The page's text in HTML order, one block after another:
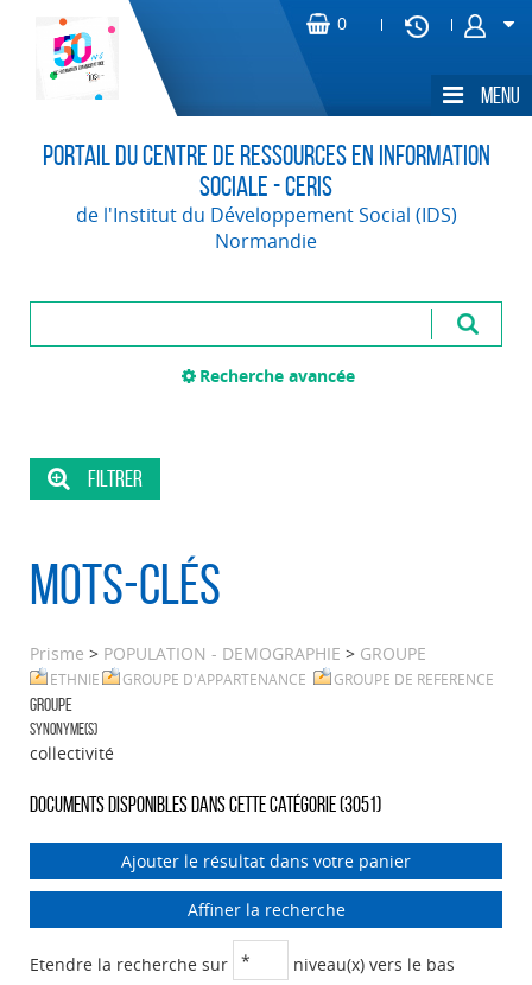
Portail du Centre de Ressources en Information
Sociale - CERIS
de l'Institut du Développement Social (IDS)
Normandie
Recherche avancée
Mots-clés
Prisme > POPULATION - DEMOGRAPHIE > GROUPE
ETHNIE GROUPE D'APPARTENANCE
GROUPE DE REFERENCE
GROUPE
Synonyme(s)
collectivité
Documents disponibles dans cette catégorie (3051)
Ajouter le résultat dans votre panier
Affiner la recherche
Etendre la recherche sur niveau(x) vers le bas